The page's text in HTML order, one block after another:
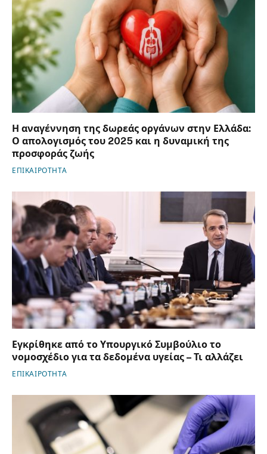
Η αναγέννηση της δωρεάς οργάνων στην Ελλάδα:
Ο απολογισμός του 2025 και η δυναμική της
προσφοράς ζωής
ΕΠΙΚΑΙΡΟΤΗΤΑ
Εγκρίθηκε από το Υπουργικό Συμβούλιο το
νομοσχέδιο για τα δεδομένα υγείας – Τι αλλάζει
ΕΠΙΚΑΙΡΟΤΗΤΑ